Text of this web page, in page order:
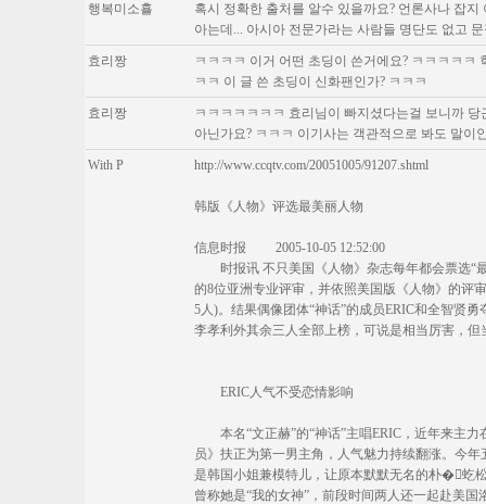
행복미소횰
혹시 정확한 출처를 알수 있을까요? 언론사나 잡
아는데... 아시아 전문가라는 사람들 명단도 없고
효리짱
ㅋㅋㅋㅋ 이거 어떤 초딩이 쓴거에요? ㅋㅋㅋㅋ
ㅋㅋ 이 글 쓴 초딩이 신화팬인가? ㅋㅋㅋ
효리짱
ㅋㅋㅋㅋㅋㅋㅋ 효리님이 빠지셨다는걸 보니까
아닌가요? ㅋㅋㅋ 이기사는 객관적으로 봐도 말이
With P http://www.ccqtv.com/20051005/91207.shtml
韩版《人物》评选最美丽人物
信息时报 2005-10-05 12:52:00
时报讯 不只美国《人物》杂志每年都会票选“
的8位亚洲专业评审，并依照美国版《人物》的评
5人)。结果偶像团体“神话”的成员ERIC和全智贤
李孝利外其余三人全部上榜，可说是相当厉害，
ERIC人气不受恋情影响
本名“文正赫”的“神话”主唱ERIC，近年来主力
员》扶正为第一男主角，人气魅力持续翻涨。今
是韩国小姐兼模特儿，让原本默默无名的朴�虼
曾称她是“我的女神”，前段时间两人还一起赴美